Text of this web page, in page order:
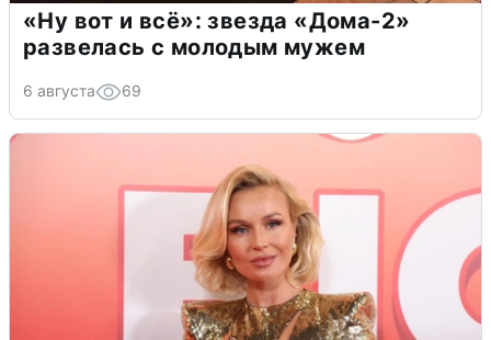
«Ну вот и всё»: звезда «Дома-2»
развелась с молодым мужем
6 августа 69